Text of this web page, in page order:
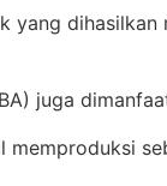
juga